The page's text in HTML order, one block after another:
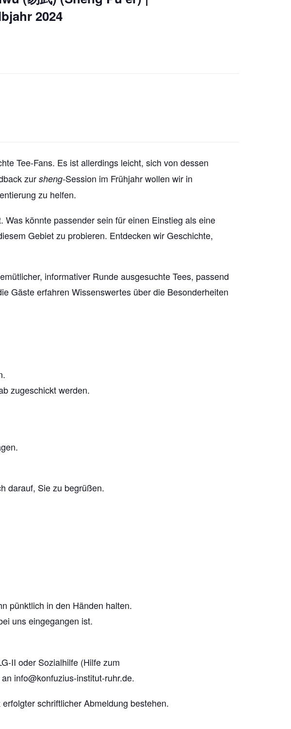
2024
Tee-Fans. Es ist allerdings leicht, sich von dessen
zur sheng-Session im Frühjahr wollen wir in
zu helfen.
Was könnte passender sein für einen Einstieg als eine
Gebiet zu probieren. Entdecken wir Geschichte,
informativer Runde ausgesuchte Tees, passend
Gäste erfahren Wissenswertes über die Besonderheiten
zugeschickt werden.
darauf, Sie zu begrüßen.
pünktlich in den Händen halten.
uns eingegangen ist.
II oder Sozialhilfe (Hilfe zum
info@konfuzius-institut-ruhr.de.
schriftlicher Abmeldung bestehen.